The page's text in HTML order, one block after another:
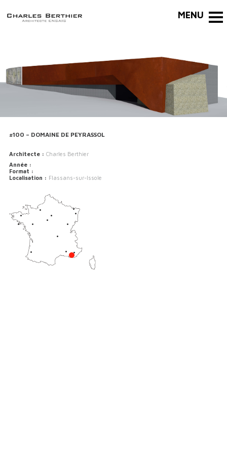
#100 – DOMAINE DE PEYRASSOL
Architecte : Charles Berthier
Année :
Format :
Localisation : Flassans-sur-Issole